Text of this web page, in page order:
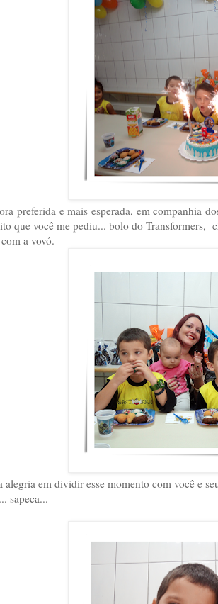
preferida e mais esperada, em companhia
que você me pediu... bolo do Transformers,
a vovó.
alegria em dividir esse momento com você e
sapeca...